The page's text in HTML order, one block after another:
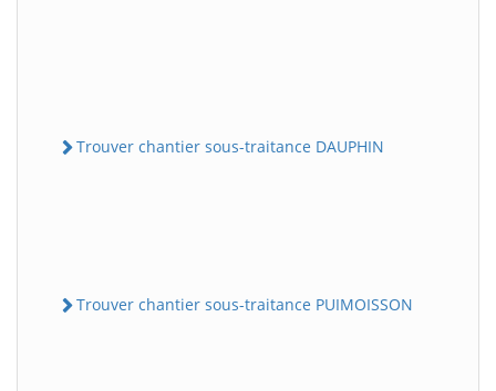
Trouver chantier sous-traitance DAUPHIN
Trouver chantier sous-traitance PUIMOISSON